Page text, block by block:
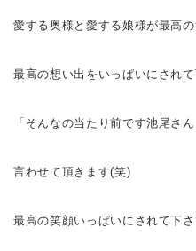
愛する奥様 と愛する娘様が最高
最高の想い出をいっぱいに され
「そんなの当たり前です池尾さん
言わせて頂きます(笑)
最高の笑顔いっぱいに されて下